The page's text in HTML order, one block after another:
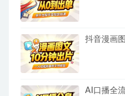
抖音漫画
AI口播全